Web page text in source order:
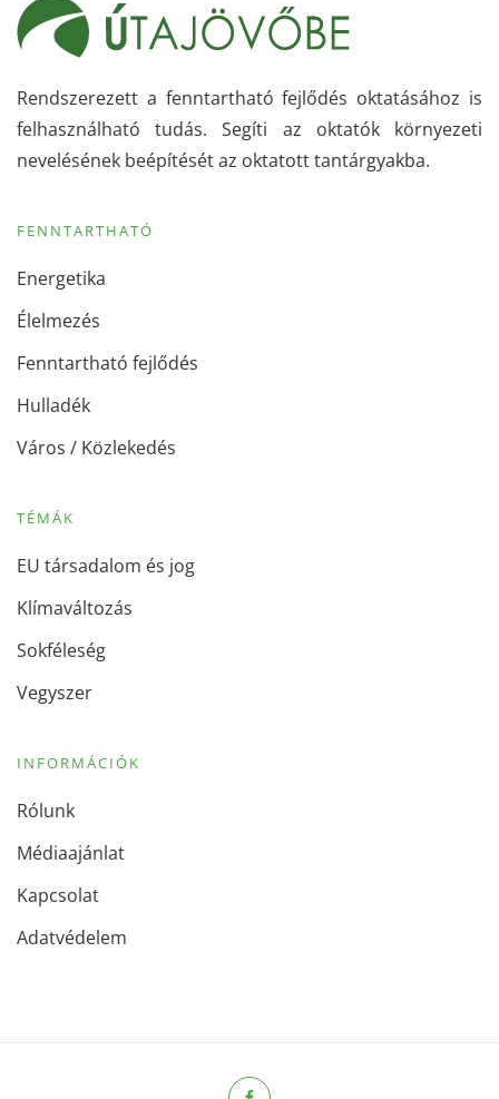
Rendszerezett a fenntartható fejlődés oktatásához is
felhasználható tudás. Segíti az oktatók környezeti
nevelésének beépítését az oktatott tantárgyakba.
FENNTARTHATÓ
Energetika
Élelmezés
Fenntartható fejlődés
Hulladék
Város / Közlekedés
TÉMÁK
EU társadalom és jog
Klímaváltozás
Sokféleség
Vegyszer
INFORMÁCIÓK
Rólunk
Médiaajánlat
Kapcsolat
Adatvédelem